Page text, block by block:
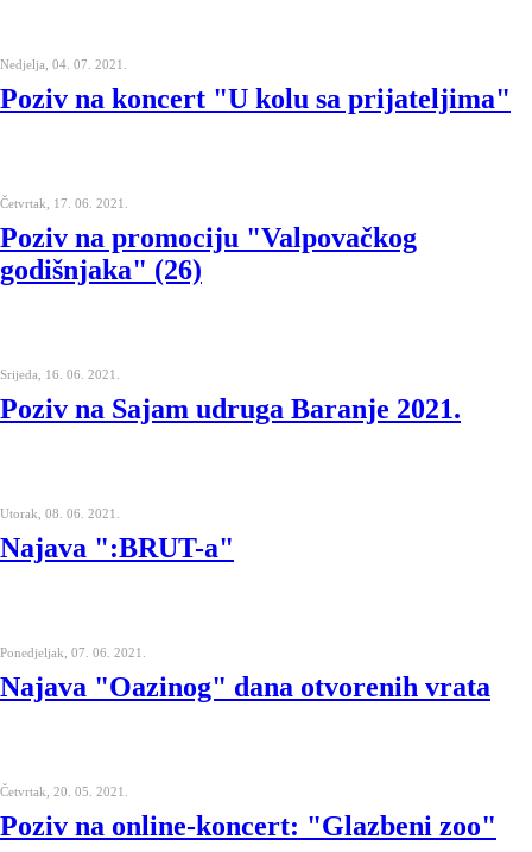
Nedjelja, 04. 07. 2021.
Poziv na koncert "U kolu sa prijateljima"
Četvrtak, 17. 06. 2021.
Poziv na promociju "Valpovačkog
godišnjaka" (26)
Srijeda, 16. 06. 2021.
Poziv na Sajam udruga Baranje 2021.
Utorak, 08. 06. 2021.
Najava ":BRUT-a"
Ponedjeljak, 07. 06. 2021.
Najava "Oazinog" dana otvorenih vrata
Četvrtak, 20. 05. 2021.
Poziv na online-koncert: "Glazbeni zoo"